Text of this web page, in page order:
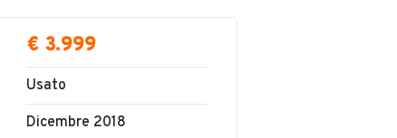
€ 3.999
Usato
Dicembre 2018